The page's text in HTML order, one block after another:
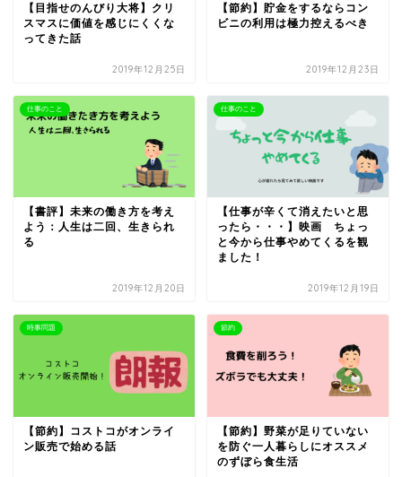
【目指せのんびり大将】クリ
スマスに価値を感じにくくな
ってきた話
2019年12月25日
【節約】貯金をするならコン
ビニの利用は極力控えるべき
2019年12月23日
仕事のこと
【書評】未来の働き方を考え
よう：人生は二回、生きられ
る
2019年12月20日
仕事のこと
【仕事が辛くて消えたいと思
ったら・・・】映画 ちょっ
と今から仕事やめてくるを観
ました！
2019年12月19日
時事問題
【節約】コストコがオンライ
ン販売で始める話
節約
【節約】野菜が足りていない
を防ぐ一人暮らしにオススメ
のずぼら食生活